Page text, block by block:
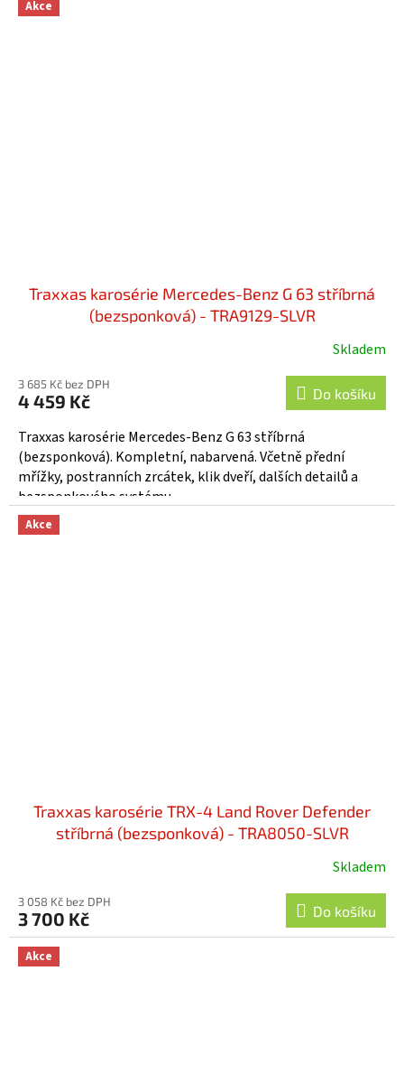
Akce
Traxxas karosérie Mercedes-Benz G 63 stříbrná
(bezsponková) - TRA9129-SLVR
Skladem
3 685 Kč bez DPH
4 459 Kč Do košíku
Traxxas karosérie Mercedes-Benz G 63 stříbrná
(bezsponková). Kompletní, nabarvená. Včetně přední
mřížky, postranních zrcátek, klik dveří, dalších detailů a
bezsponkového systému...
Akce
Traxxas karosérie TRX-4 Land Rover Defender
stříbrná (bezsponková) - TRA8050-SLVR
Skladem
3 058 Kč bez DPH
3 700 Kč Do košíku
Akce